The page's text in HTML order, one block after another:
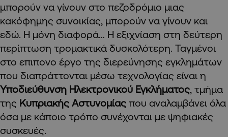
μπορούν να γίνουν στο πεζοδρόμιο μιας
κακόφημης συνοικίας, μπορούν να γίνουν και
εδώ. Η μόνη διαφορά… Η εξιχνίαση στη δεύτερη
περίπτωση τρομακτικά δυσκολότερη. Ταγμένοι
στο επιπονο έργο της διερεύνησης εγκλημάτων
που διαπράττονται μέσω τεχνολογίας είναι η
Υποδιεύθυνση Ηλεκτρονικού Εγκλήματος, τμήμα
της Kυπριακής Αστυνομίας που αναλαμβάνει όλα
όσα με κάποιο τρόπο συνέχονται με ψηφιακές
συσκευές.